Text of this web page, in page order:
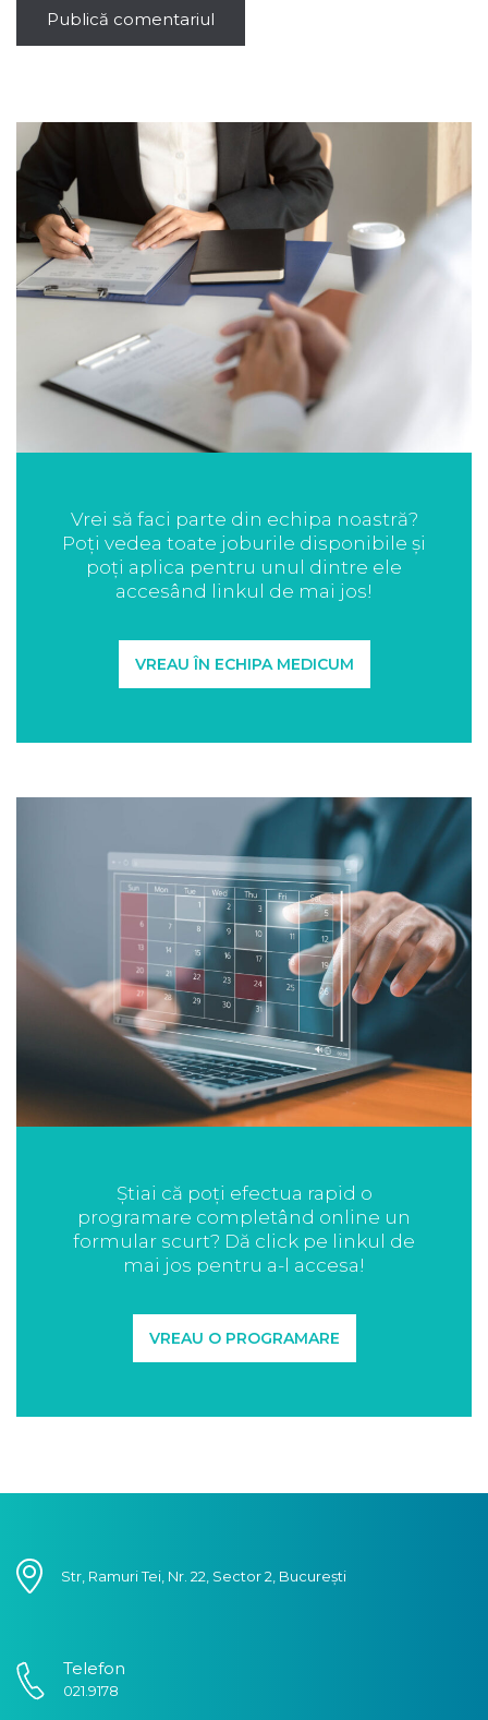
Vrei să faci parte din echipa noastră?
Poți vedea toate joburile disponibile și
poți aplica pentru unul dintre ele
accesând linkul de mai jos!
VREAU ÎN ECHIPA MEDICUM
Știai că poți efectua rapid o
programare completând online un
formular scurt? Dă click pe linkul de
mai jos pentru a-l accesa!
VREAU O PROGRAMARE
Str, Ramuri Tei, Nr. 22, Sector 2, București
Telefon
021.9178